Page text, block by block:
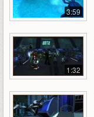
3:59
1:32